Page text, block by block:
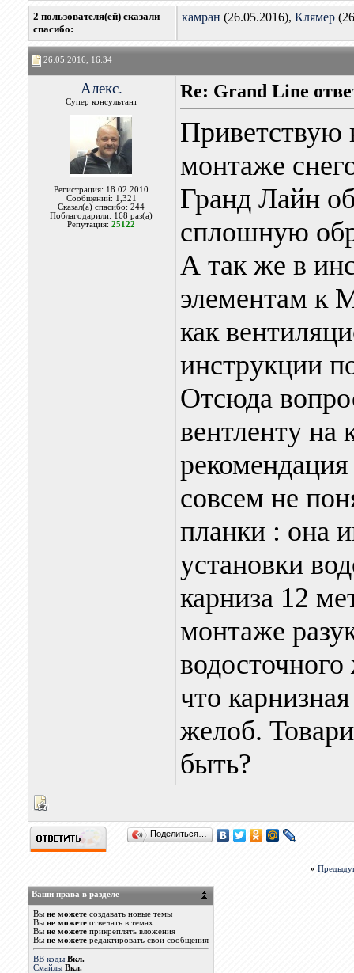
2 пользователя(ей) сказали
cпасибо:
камран (26.05.2016), Клямер
26.05.2016, 16:34
Алекс.
Супер консультант
Регистрация: 18.02.2010
Сообщений: 1,321
Сказал(а) спасибо: 244
Поблагодарили: 168 раз(а)
Репутация:25122
Re: Grand Line
Приветствую
монтаже
Гранд Лайн
сплошную
А так же в
элементам к
как
инструкции
Отсюда
вентленту на
совсем не
планки : она
установки
карниза 12
монтаже
что
желоб.
быть?
Поделиться…
«
Ваши права в разделе
Вы не можетесоздавать новые темы
Вы не можетеотвечать в темах
Вы не можетеприкреплять вложения
Вы не можетередактировать свои сообщения
BB коды Вкл.
Смайлы Вкл.